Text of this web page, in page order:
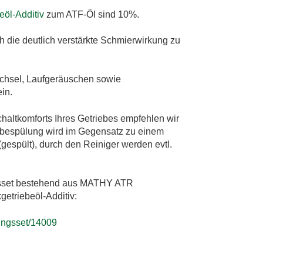
Additivzum ATF-Öl sind 10%.
die deutlich verstärkte Schmierwirkung zu
Laufgeräuschen sowie
Ihres Getriebes empfehlen wir
wird im Gegensatz zu einem
durch den Reiniger werden evtl.
bestehend aus MATHY ATR
Additiv:
14009